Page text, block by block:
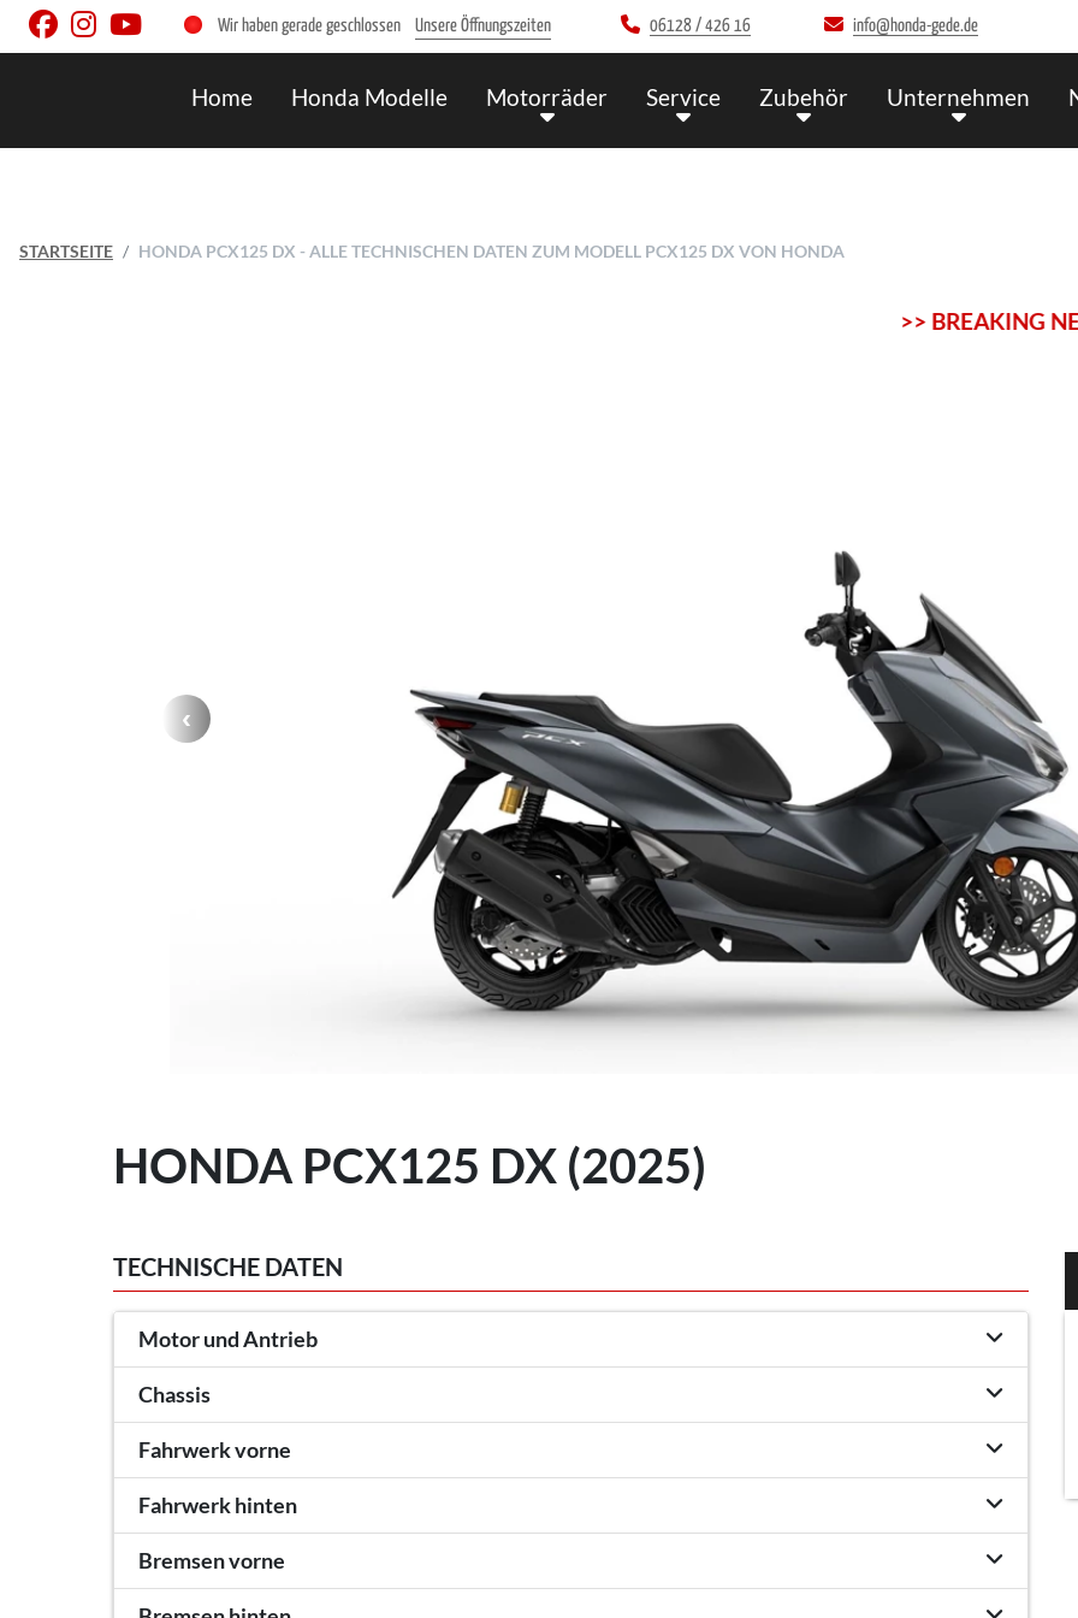
Wir haben gerade geschlossen Unsere Öffnungszeiten 06128 / 426 16 info@honda-gede.de
Home Honda Modelle Motorräder Service Zubehör Unternehmen
STARTSEITE HONDA PCX125 DX - ALLE TECHNISCHEN DATEN ZUM MODELL PCX125 DX VON HONDA
>> BREAKING
HONDA PCX125 DX (2025)
TECHNISCHE DATEN
Motor und Antrieb
Chassis
Fahrwerk vorne
Fahrwerk hinten
Bremsen vorne